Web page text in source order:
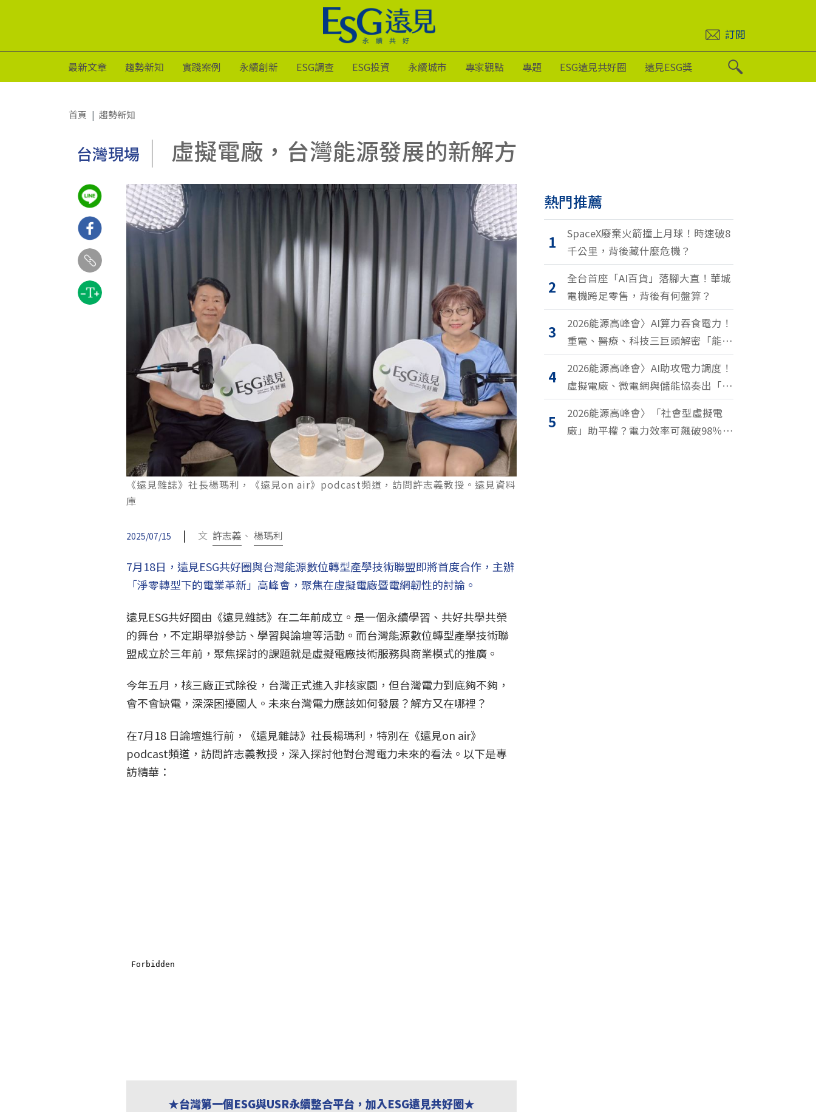
訂閱
最新文章 趨勢新知 實踐案例 永續創新 ESG調查 ESG投資 永續城市 專家觀點 專題 ESG遠見共好圈 遠見ESG獎
首頁 趨勢新知
台灣現場 虛擬電廠，台灣能源發展的新解方
《遠見雜誌》社長楊瑪利，《遠見on air》podcast頻道，訪問許志義教授。遠見資料
庫
2025/07/15 | 文 許志義 、 楊瑪利
7月18日，遠見ESG共好圈與台灣能源數位轉型產學技術聯盟即將首度合作，主辦
「淨零轉型下的電業革新」高峰會，聚焦在虛擬電廠暨電網韌性的討論。
遠見ESG共好圈由《遠見雜誌》在二年前成立。是一個永續學習、共好共學共榮
的舞台，不定期舉辦參訪、學習與論壇等活動。而台灣能源數位轉型產學技術聯
盟成立於三年前，聚焦探討的課題就是虛擬電廠技術服務與商業模式的推廣。
今年五月，核三廠正式除役，台灣正式進入非核家園，但台灣電力到底夠不夠，
會不會缺電，深深困擾國人。未來台灣電力應該如何發展？解方又在哪裡？
在7月18 日論壇進行前，《遠見雜誌》社長楊瑪利，特別在《遠見on air》
podcast頻道，訪問許志義教授，深入探討他對台灣電力未來的看法。以下是專
訪精華：
★台灣第一個ESG與USR永續整合平台，加入ESG遠見共好圈★
熱門推薦
1
SpaceX廢棄火箭撞上月球！時速破8
千公里，背後藏什麼危機？
2
全台首座「AI百貨」落腳大直！華城
電機跨足零售，背後有何盤算？
3
2026能源高峰會〉AI算力吞食電力！
重電、醫療、科技三巨頭解密「能源
轉型2.0」致勝關鍵
4
2026能源高峰會〉AI助攻電力調度！
虛擬電廠、微電網與儲能協奏出「能
源交響樂」
5
2026能源高峰會〉「社會型虛擬電
廠」助平權？電力效率可飆破98％？